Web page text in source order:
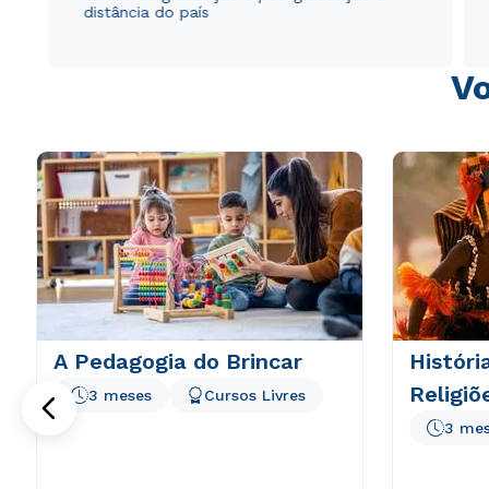
distância do país
A Pedagogia do Brincar
3 meses Cursos Livres
3